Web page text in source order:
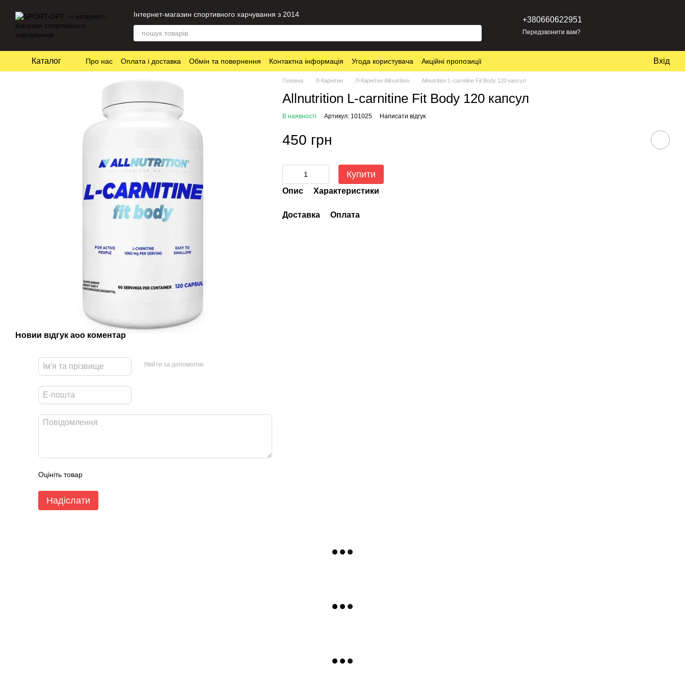
Інтернет-магазин спортивного харчування з 2014
+380660622951
Передзвонити вам?
Каталог Про нас Оплата і доставка Обмін та повернення Контактна інформація Угода користувача Акційні пропозиції Вхід
Новий відгук або коментар
Увійти за допомогою
Оцініть товар
Надіслати
Головна Л-Карнітин Л-Карнітин Allnutrition Allnutrition L-carnitine Fit Body 120 капсул
Allnutrition L-carnitine Fit Body 120 капсул
В наявності Артикул: 101025 Написати відгук
450 грн
Купити
Опис Характеристики
Доставка Оплата